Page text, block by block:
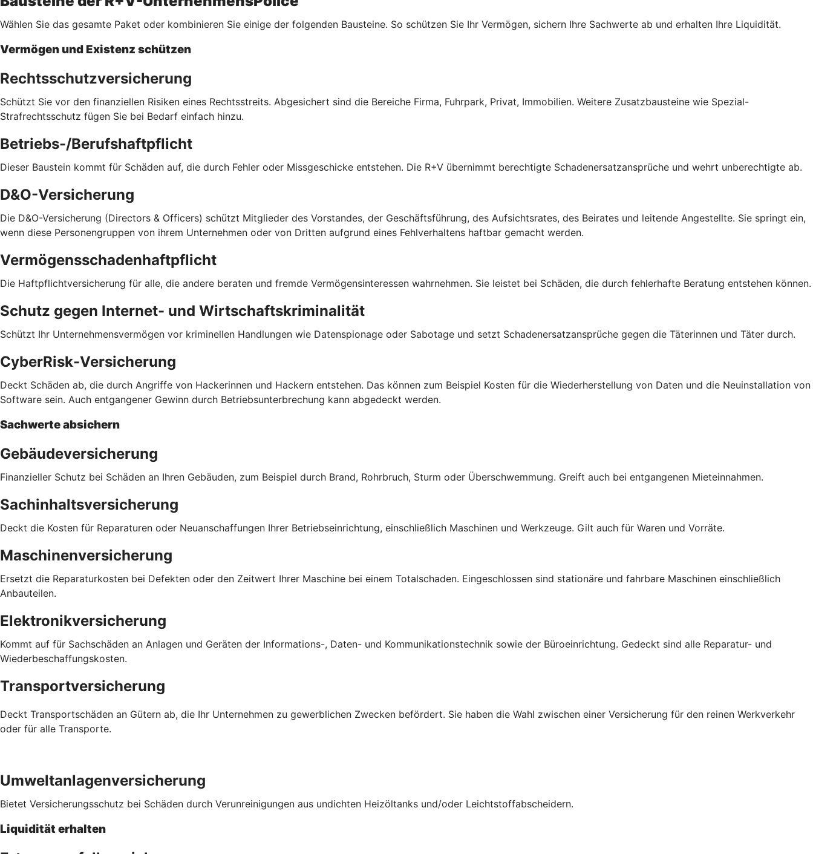
Wählen Sie das gesamte Paket oder kombinieren Sie einige der folgenden Bausteine. So schützen Sie Ihr Vermögen, sichern Ihre Sachwerte ab und erhalten Ihre Liquidität.
Vermögen und Existenz schützen
Rechtsschutzversicherung
Schützt Sie vor den finanziellen Risiken eines Rechtsstreits. Abgesichert sind die Bereiche Firma, Fuhrpark, Privat, Immobilien. Weitere Zusatzbausteine wie Spezial-
Strafrechtsschutz fügen Sie bei Bedarf einfach hinzu.
Betriebs-/Berufshaftpflicht
Dieser Baustein kommt für Schäden auf, die durch Fehler oder Missgeschicke entstehen. Die R+V übernimmt berechtigte Schadenersatzansprüche und wehrt unberechtigte ab.
D&O-Versicherung
Die D&O-Versicherung (Directors & Officers) schützt Mitglieder des Vorstandes, der Geschäftsführung, des Aufsichtsrates, des Beirates und leitende Angestellte. Sie springt ein,
wenn diese Personengruppen von ihrem Unternehmen oder von Dritten aufgrund eines Fehlverhaltens haftbar gemacht werden.
Vermögensschadenhaftpflicht
Die Haftpflichtversicherung für alle, die andere beraten und fremde Vermögensinteressen wahrnehmen. Sie leistet bei Schäden, die durch fehlerhafte Beratung entstehen können.
Schutz gegen Internet- und Wirtschaftskriminalität
Schützt Ihr Unternehmensvermögen vor kriminellen Handlungen wie Datenspionage oder Sabotage und setzt Schadenersatzansprüche gegen die Täterinnen und Täter durch.
CyberRisk-Versicherung
Deckt Schäden ab, die durch Angriffe von Hackerinnen und Hackern entstehen. Das können zum Beispiel Kosten für die Wiederherstellung von Daten und die Neuinstallation von
Software sein. Auch entgangener Gewinn durch Betriebsunterbrechung kann abgedeckt werden.
Sachwerte absichern
Gebäudeversicherung
Finanzieller Schutz bei Schäden an Ihren Gebäuden, zum Beispiel durch Brand, Rohrbruch, Sturm oder Überschwemmung. Greift auch bei entgangenen Mieteinnahmen.
Sachinhaltsversicherung
Deckt die Kosten für Reparaturen oder Neuanschaffungen Ihrer Betriebseinrichtung, einschließlich Maschinen und Werkzeuge. Gilt auch für Waren und Vorräte.
Maschinenversicherung
Ersetzt die Reparaturkosten bei Defekten oder den Zeitwert Ihrer Maschine bei einem Totalschaden. Eingeschlossen sind stationäre und fahrbare Maschinen einschließlich
Anbauteilen.
Elektronikversicherung
Kommt auf für Sachschäden an Anlagen und Geräten der Informations-, Daten- und Kommunikationstechnik sowie der Büroeinrichtung. Gedeckt sind alle Reparatur- und
Wiederbeschaffungskosten.
Transportversicherung
Deckt Transportschäden an Gütern ab, die Ihr Unternehmen zu gewerblichen Zwecken befördert. Sie haben die Wahl zwischen einer Versicherung für den reinen Werkverkehr
oder für alle Transporte.
Umweltanlagenversicherung
Bietet Versicherungsschutz bei Schäden durch Verunreinigungen aus undichten Heizöltanks und/oder Leichtstoffabscheidern.
Liquidität erhalten